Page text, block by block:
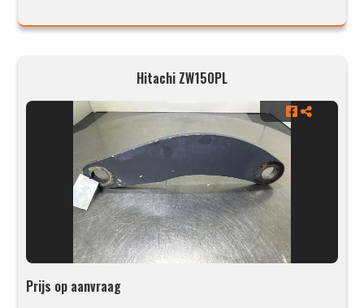
Hitachi ZW150PL
Prijs op aanvraag